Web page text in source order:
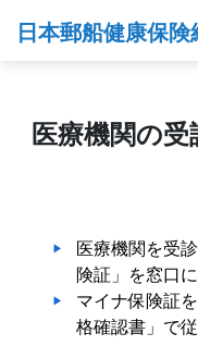
日本郵船健康保険
医療機関の
医療機関を受
険証」を窓口
マイナ保険証
格確認書」で